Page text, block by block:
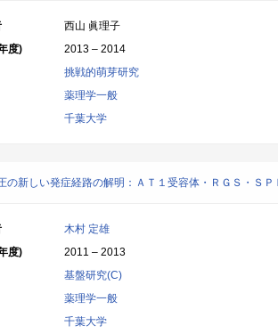
西山 眞理子
度)
2013 – 2014
挑戦的萌芽研究
薬理学一般
千葉大学
の新しい発症経路の解明：ＡＴ１受容体・ＲＧＳ・Ｓ
木村 定雄
度)
2011 – 2013
基盤研究(C)
薬理学一般
千葉大学